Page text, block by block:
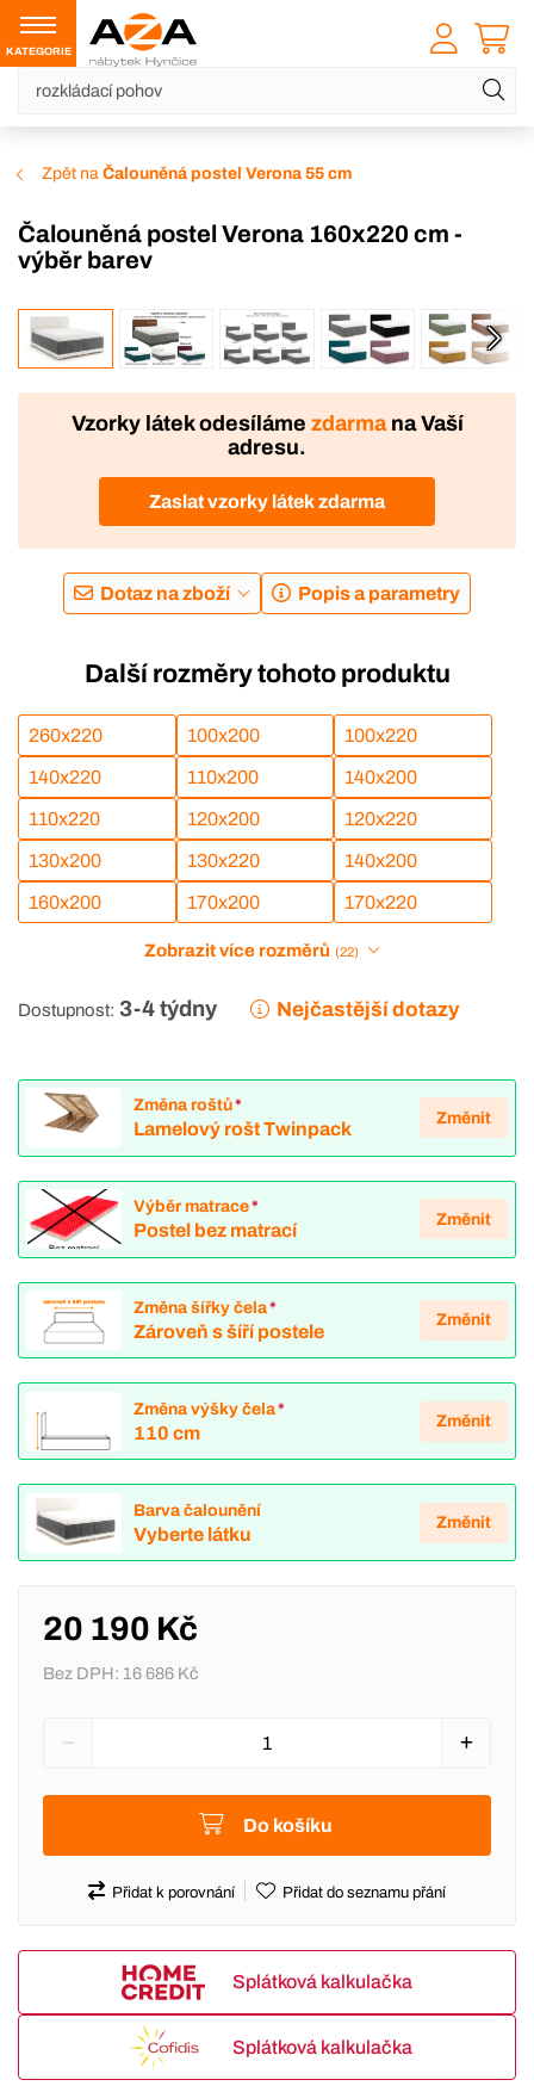
KATEGORIE
Zpět na Čalouněná postel Verona 55 cm
Čalouněná postel Verona 160x220 cm -
výběr barev
VÝROBA
Vzorky látek odesíláme zdarmana Vaší
adresu.
Zaslat vzorky látek zdarma
Dotaz na zboží Popis a parametry
Další rozměry tohoto produktu
260x220 100x200 100x220
140x220 110x200 140x200
110x220 120x200 120x220
130x200 130x220 140x200
160x200 170x200 170x220
Zobrazit více rozměrů (22)
Dostupnost: 3-4 týdny Nejčastější dotazy
Změna roštů*
Lamelový rošt Twinpack
Změnit
Výběr matrace*
Postel bez matrací
Změnit
Změna šířky čela*
Zároveň s šíří postele
Změnit
Změna výšky čela*
110 cm
Změnit
Barva čalounění
Vyberte látku
Změnit
20 190 Kč
Bez DPH: 16 686 Kč
Do košíku
Přidat k porovnání Přidat do seznamu přání
Splátková kalkulačka
Splátková kalkulačka